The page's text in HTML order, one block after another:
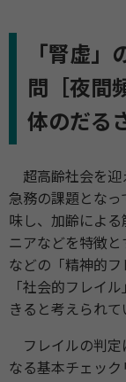
「腎虚
問［夜間
体のだる
超高齢社会を迎
急務の課題とな
味し、加齢によ
ニアなどを特徴
などの「精神的
「社会的フレイ
きると考えられて
フレイルの判定
なる基本チェッ